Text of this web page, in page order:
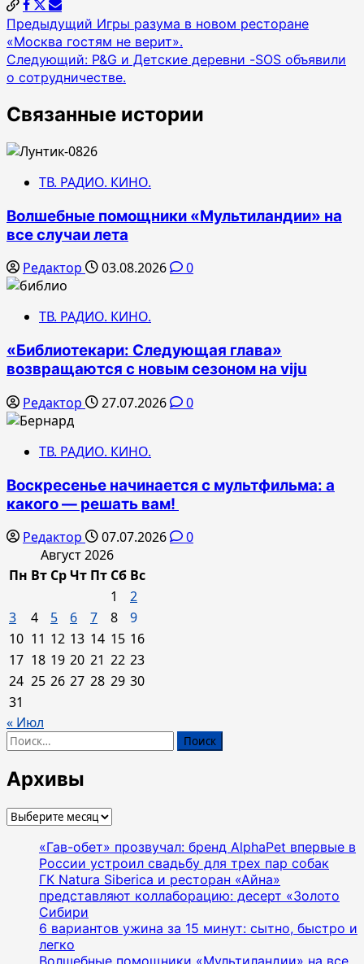
Навигация
по
записям
Предыдущий Игры разума в новом ресторане
«Москва гостям не верит».
Следующий: P&G и Детские деревни -SOS объявили
о сотрудничестве.
Связанные истории
ТВ. РАДИО. КИНО.
Волшебные помощники «Мультиландии» на
все случаи лета
Редактор 03.08.2026 0
ТВ. РАДИО. КИНО.
«Библиотекари: Следующая глава»
возвращаются с новым сезоном на viju
Редактор 27.07.2026 0
ТВ. РАДИО. КИНО.
Воскресенье начинается с мультфильма: а
какого — решать вам!
Редактор 07.07.2026
0
Август 2026
Пн Вт СрЧт Пт Сб Вс
1
2
3
4 5 6 7 8
9
10 11 12 13 14 15 16
17 18 19 20 21 22 23
24 25 26 27 28 29 30
31
« Июл
Найти:
Архивы
Архивы
«Гав-обет» прозвучал: бренд AlphaPet впервые в
России устроил свадьбу для трех пар собак
ГК Natura Siberica и ресторан «Айна»
представляют коллаборацию: десерт «Золото
Сибири
6 вариантов ужина за 15 минут: сытно, быстро и
легко